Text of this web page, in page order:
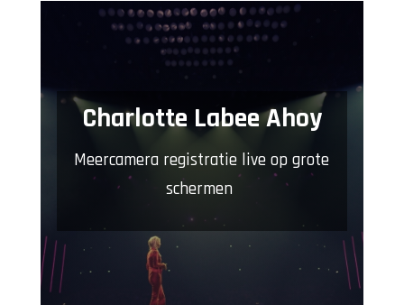
Charlotte Labee Ahoy
Meercamera registratie live op grote
schermen